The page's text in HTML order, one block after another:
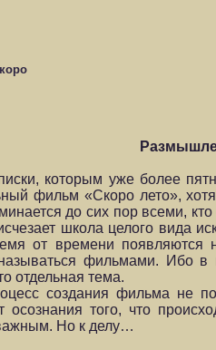
которым уже более
фильм «Скоро лето»,
до сих пор всеми,
школа целого вида
от времени появляются
называться фильмами. Ибо
отдельная тема.
создания фильма не
осознания того, что
Но к делу…